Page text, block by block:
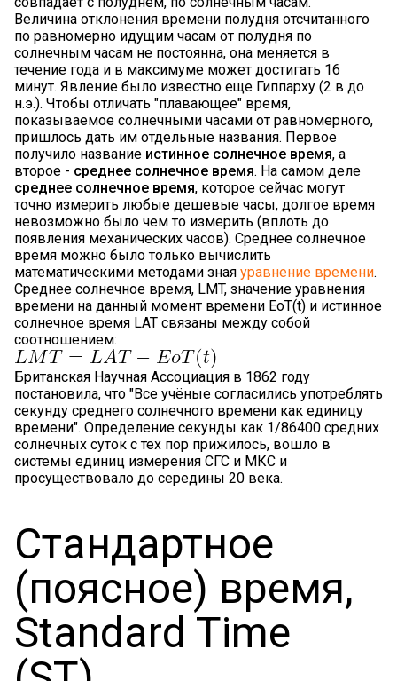
Величина отклонения времени полудня отсчитанного
по равномерно идущим часам от полудня по
солнечным часам не постоянна, она меняется в
течение года и в максимуме может достигать 16
минут. Явление было известно еще Гиппарху (2 в до
н.э.). Чтобы отличать "плавающее" время,
показываемое солнечными часами от равномерного,
пришлось дать им отдельные названия. Первое
получило название истинное солнечное время, а
второе - среднее солнечное время. На самом деле
среднее солнечное время, которое сейчас могут
точно измерить любые дешевые часы, долгое время
невозможно было чем то измерить (вплоть до
появления механических часов). Среднее солнечное
время можно было только вычислить
математическими методами зная уравнение времени.
Среднее солнечное время, LMT, значение уравнения
времени на данный момент времени EoT(t) и истинное
солнечное время LAT связаны между собой
соотношением:
Британская Научная Ассоциация в 1862 году
постановила, что "Все учёные согласились употреблять
секунду среднего солнечного времени как единицу
времени". Определение секунды как 1/86400 средних
солнечных суток с тех пор прижилось, вошло в
системы единиц измерения СГС и МКС и
просуществовало до середины 20 века.
Стандартное
(поясное) время,
Standard Time